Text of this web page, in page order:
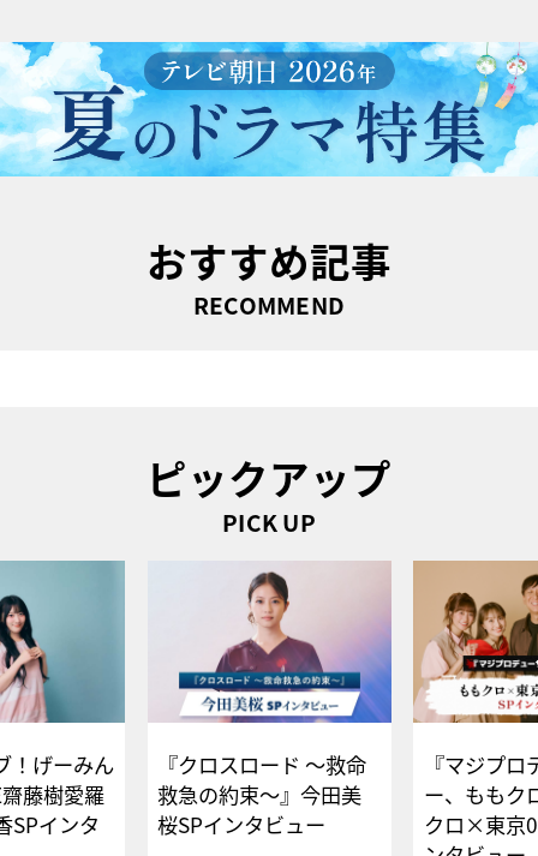
おすすめ記事
RECOMMEND
ピックアップ
PICK UP
！げーみん
藤樹愛羅
SPインタ
『クロスロード ～救命
救急の約束～』今田美
桜SPインタビュー
『マジプロ
ー、ももク
クロ×東京